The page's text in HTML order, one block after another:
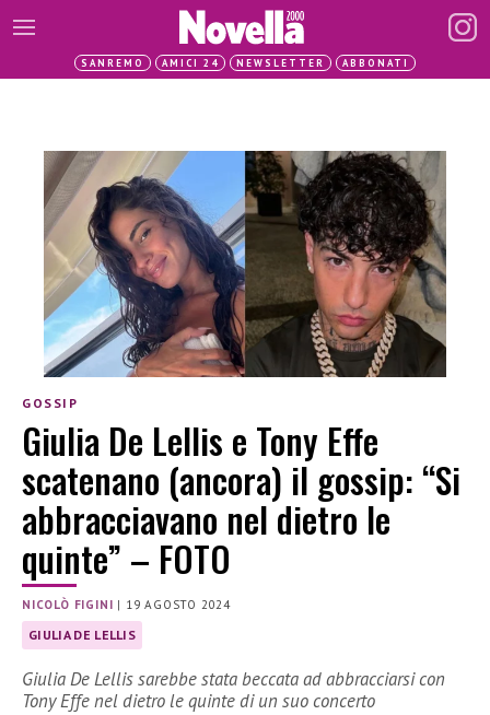
SANREMO AMICI 24 NEWSLETTER ABBONATI
GOSSIP
Giulia De Lellis e Tony Effe
scatenano (ancora) il gossip: “Si
abbracciavano nel dietro le
quinte” – FOTO
NICOLÒ FIGINI | 19 AGOSTO 2024
GIULIA DE LELLIS
Giulia De Lellis sarebbe stata beccata ad abbracciarsi con
Tony Effe nel dietro le quinte di un suo concerto